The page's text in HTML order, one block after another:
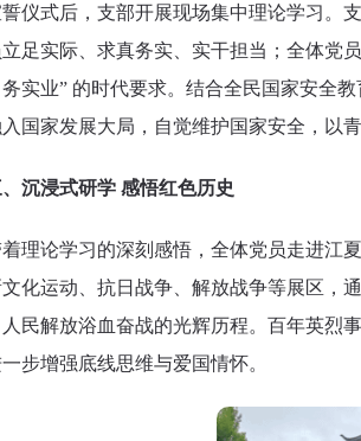
仪式后，支部开展现场集中理论学习。
足实际、求真务实、实干担当；全体党
实业” 的时代要求。结合全民国家安全
国家发展大局，自觉维护国家安全，以
沉浸式研学 感悟红色历史
理论学习的深刻感悟，全体党员走进江
化运动、抗日战争、解放战争等展区，
民解放浴血奋战的光辉历程。百年英烈
步增强底线思维与爱国情怀。